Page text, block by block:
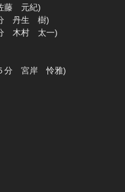
藤 元紀)
丹生 樹)
木村 太一)
分 宮岸 怜雅)